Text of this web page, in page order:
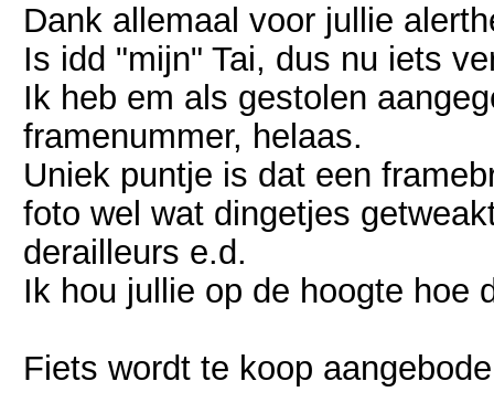
Dank allemaal voor jullie
Is idd "mijn" Tai, dus nu iets
Ik heb em als gestolen
framenummer, helaas.
Uniek puntje is dat een
foto wel wat dingetjes
derailleurs e.d.
Ik hou jullie op de hoogte hoe
Fiets wordt te koop